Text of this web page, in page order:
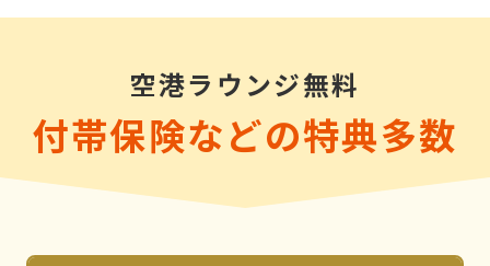
空港ラウンジ無料
付帯保険などの特典多数